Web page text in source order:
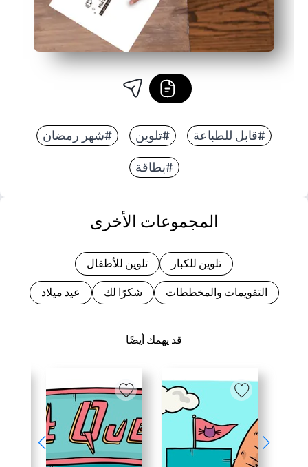
#قابل للطباعة #تلوين #شهر رمضان
#بطاقة
قد يهمك أيضًا
المجموعات الأخرى
تلوين للكبار تلوين للأطفال
التقويمات والمخططات شكرًا لك عيد ميلاد